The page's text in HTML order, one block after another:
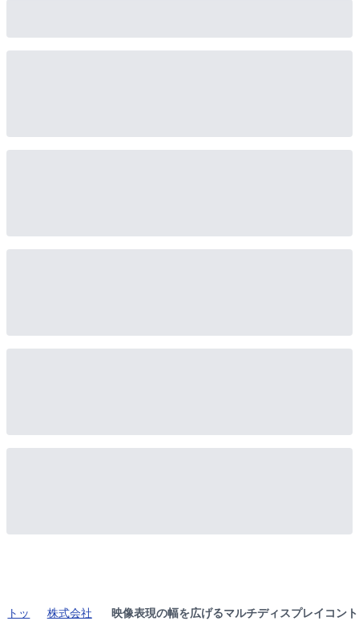
トッ
株式会社
映像表現の幅を広げるマルチディスプレイコント